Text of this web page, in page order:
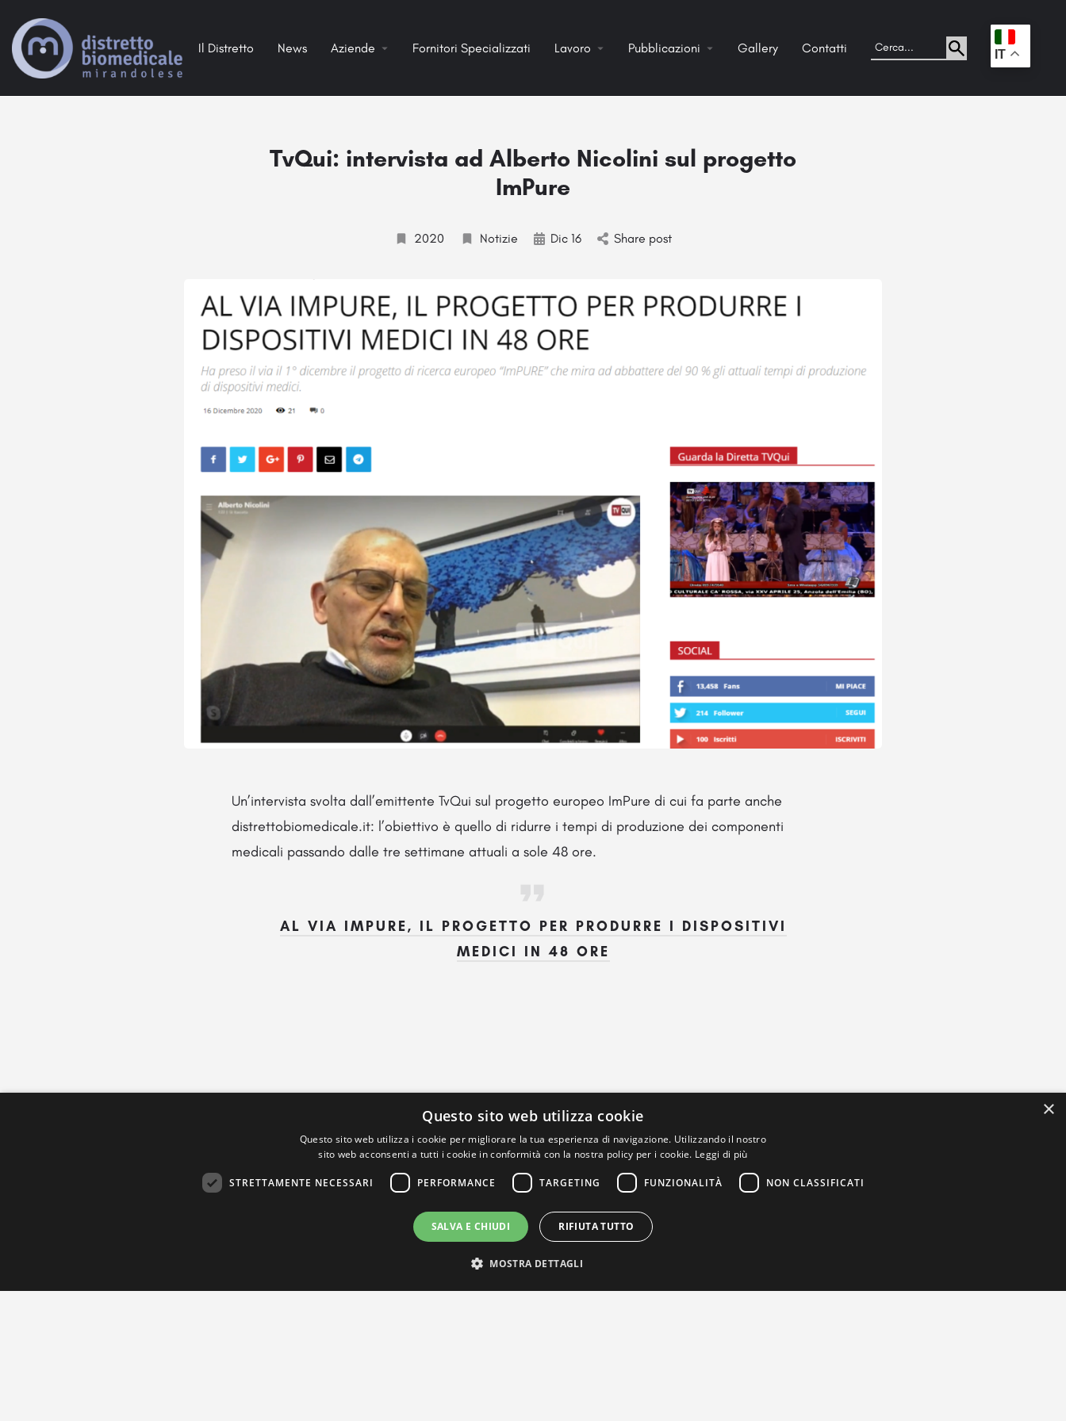
Il Distretto News Aziende Fornitori Specializzati Lavoro Pubblicazioni Gallery Contatti . IT
TvQui: intervista ad Alberto Nicolini sul progetto
ImPure
2020 Notizie Dic 16 Share post
Un’intervista svolta dall’emittente TvQui sul progetto europeo ImPure di cui fa parte anche
distrettobiomedicale.it: l’obiettivo è quello di ridurre i tempi di produzione dei componenti
medicali passando dalle tre settimane attuali a sole 48 ore.
AL VIA IMPURE, IL PROGETTO PER PRODURRE I DISPOSITIVI
MEDICI IN 48 ORE
×
Questo sito web utilizza cookie
Questo sito web utilizza i cookie per migliorare la tua esperienza di navigazione. Utilizzando il nostro
sito web acconsenti a tutti i cookie in conformità con la nostra policy per i cookie. Leggi di più
STRETTAMENTE NECESSARI PERFORMANCE TARGETING FUNZIONALITÀ NON CLASSIFICATI
SALVA E CHIUDI RIFIUTA TUTTO
MOSTRA DETTAGLI